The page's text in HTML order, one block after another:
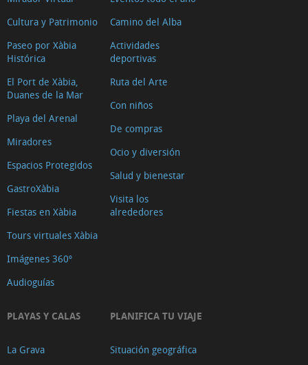
Cultura y Patrimonio
Paseo por Xàbia
Histórica
El Port de Xàbia,
Duanes de la Mar
Playa del Arenal
Miradores
Espacios Protegidos
GastroXàbia
Fiestas en Xàbia
Tours virtuales Xàbia
Imágenes 360º
Audioguías
Camino del Alba
Actividades
deportivas
Ruta del Arte
Con niños
De compras
Ocio y diversión
Salud y bienestar
Visita los
alrededores
PLAYAS Y CALAS
La Grava
PLANIFICA TU VIAJE
Situación geográfica